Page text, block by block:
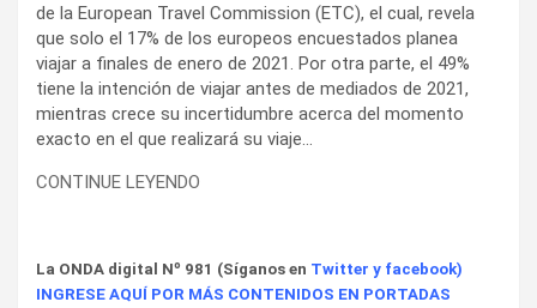
de la European Travel Commission (ETC), el cual, revela
que solo el 17% de los europeos encuestados planea
viajar a finales de enero de 2021. Por otra parte, el 49%
tiene la intención de viajar antes de mediados de 2021,
mientras crece su incertidumbre acerca del momento
exacto en el que realizará su viaje…
CONTINUE LEYENDO
La ONDA digital Nº 981 (Síganos en Twitter y facebook)
INGRESE AQUÍ POR MÁS CONTENIDOS EN PORTADAS